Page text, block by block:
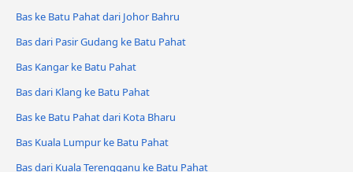
Bas ke Batu Pahat dari Johor Bahru
Bas dari Pasir Gudang ke Batu Pahat
Bas Kangar ke Batu Pahat
Bas dari Klang ke Batu Pahat
Bas ke Batu Pahat dari Kota Bharu
Bas Kuala Lumpur ke Batu Pahat
Bas dari Kuala Terengganu ke Batu Pahat